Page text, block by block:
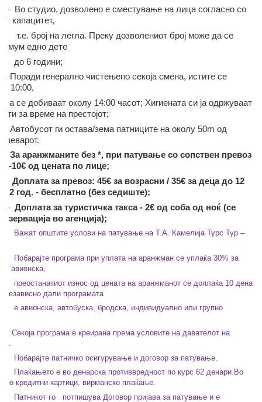
дозволено е сместување на лица согласно со
капацитет,
на легла. Преку дозволениот број може да се
едно дете
генерално чистењепо секоја смена, истите се
10:00,
околу 14:00 часот; Хигиената си ја одржуваат
за време на престојот;
ги остава/зема патниците на околу 50m од
без *, при патување со сопствен превоз
-10€ од цената по лице;
за превоз: 45€ за возрасни / 35€ за деца до 12
2 год. - бесплатно (без седиште);
Доплата за туристичка такса - 2€ од соба од ноќ (се
во агенција);
услови на патување на Т.А. Камелија Турс Тур –
програма при уплата на аранжман се уплаќа 30% за
авионска,
износ од цената на аранжманот се доплаќа 10 дена
независно дали програмата
автобуска, бродска, индивидуално или групно
е креирана према условите на давателот на
патничко осигурување и договор за патување.
е во денарска противвредност по курс 62 денари.Во
кредитни картици, вирманско плаќање.
го
потпишува Договор пријава за патување и е